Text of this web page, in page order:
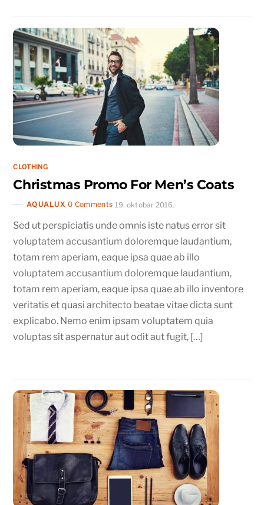
CLOTHING
Christmas Promo For Men’s Coats
AQUALUX 0 Comments 19. oktobar 2016.
Sed ut perspiciatis unde omnis iste natus error sit
voluptatem accusantium doloremque laudantium,
totam rem aperiam, eaque ipsa quae ab illo
voluptatem accusantium doloremque laudantium,
totam rem aperiam, eaque ipsa quae ab illo inventore
veritatis et quasi architecto beatae vitae dicta sunt
explicabo. Nemo enim ipsam voluptatem quia
voluptas sit aspernatur aut odit aut fugit, […]